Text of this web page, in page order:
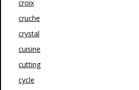
croix
cruche
crystal
cuisine
cutting
cycle